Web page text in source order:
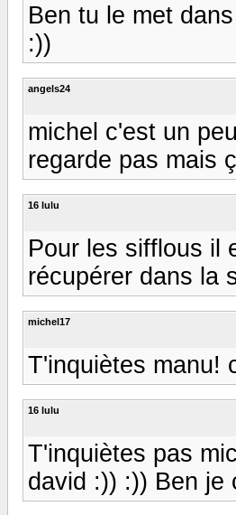
Ben tu le met
:))
angels24
michel c'est un
regarde pas mais
16 lulu
Pour les sifflous il
récupérer dans la
michel17
T'inquiètes manu!
16 lulu
T'inquiètes pas
david :)) :)) Ben je